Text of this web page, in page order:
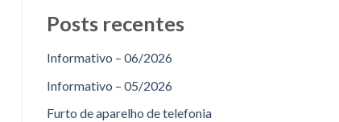
Posts recentes
Informativo – 06/2026
Informativo – 05/2026
Furto de aparelho de telefonia